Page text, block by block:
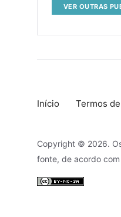
VER OUTRAS
Início Termos
Copyright © 2026.
fonte, de acordo